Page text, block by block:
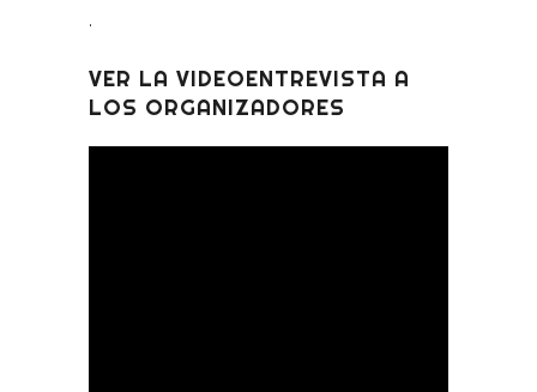
.
VER LA VIDEOENTREVISTA A
LOS ORGANIZADORES